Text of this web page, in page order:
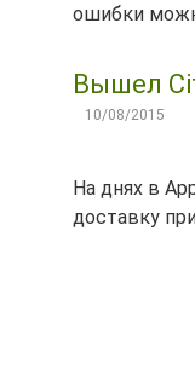
ошибки
Вышел
10/08/2015
На днях в
доставку